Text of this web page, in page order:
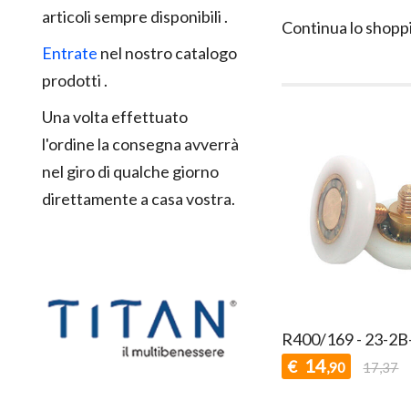
Continua lo
R400/169 - 23-
€ 14,90 17,37
articoli sempre disponibili .
Entrate nel nostro catalogo
prodotti .
Una volta effettuato
l'ordine la consegna avverrà
nel giro di qualche giorno
direttamente a casa vostra.